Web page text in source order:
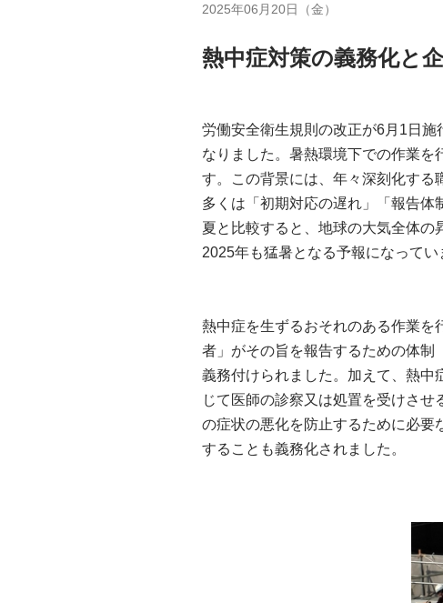
2025年06月20日（金）
熱中症対策の義務化と
労働安全衛生規則の改正が6月1日
なりました。暑熱環境下での作業を
す。この背景には、年々深刻化する
多くは「初期対応の遅れ」「報告
夏と比較すると、地球の大気全体の
2025年も猛暑となる予報になってい
熱中症を生ずるおそれのある作業を
者」がその旨を報告するための体制
義務付けられました。加えて、熱中
じて医師の診察又は処置を受けさ
の症状の悪化を防止するために必要
することも義務化されました。